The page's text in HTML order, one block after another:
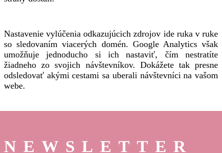
Nastavenie vylúčenia odkazujúcich zdrojov ide ruka v ruke
so sledovaním viacerých domén. Google Analytics však
umožňuje jednoducho si ich nastaviť, čím nestratíte
žiadneho zo svojich návštevníkov. Dokážete tak presne
odsledovať akými cestami sa uberali návštevníci na vašom
webe.
NEWSLETTER